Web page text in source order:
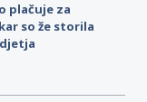
plačuje za
so že storila